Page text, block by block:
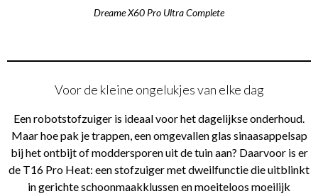
Dreame X60 Pro Ultra Complete
Voor de kleine ongelukjes van elke dag
Een robotstofzuiger is ideaal voor het dagelijkse onderhoud.
Maar hoe pak je trappen, een omgevallen glas sinaasappelsap
bij het ontbijt of moddersporen uit de tuin aan? Daarvoor is er
de T16 Pro Heat: een stofzuiger met dweilfunctie die uitblinkt
in gerichte schoonmaakklussen en moeiteloos moeilijk